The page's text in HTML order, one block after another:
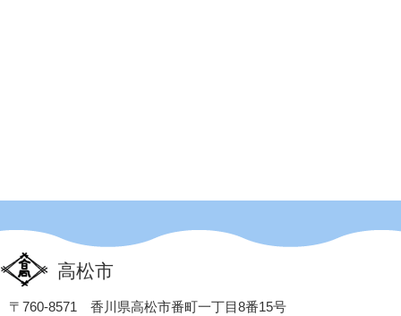
高松市
〒760-8571 香川県高松市番町一丁目8番15号